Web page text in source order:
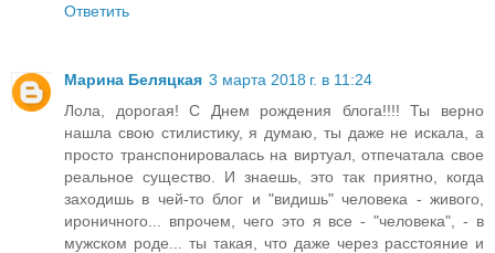
Ответить
Марина Беляцкая 3 марта 2018 г. в 11:24
Лола, дорогая! С Днем рождения блога!!!! Ты верно
нашла свою стилистику, я думаю, ты даже не искала, а
просто транспонировалась на виртуал, отпечатала свое
реальное существо. И знаешь, это так приятно, когда
заходишь в чей-то блог и "видишь" человека - живого,
ироничного... впрочем, чего это я все - "человека", - в
мужском роде... ты такая, что даже через расстояние и